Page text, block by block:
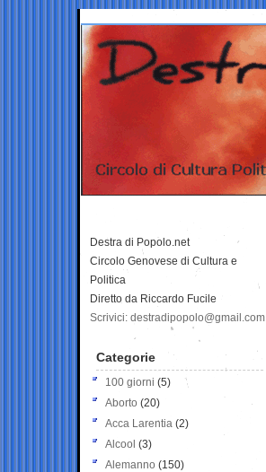
Destra di Popolo.net
Circolo Genovese di Cultura e
Politica
Diretto da Riccardo Fucile
Scrivici: destradipopolo@gmail.com
Categorie
100 giorni (5)
Aborto (20)
Acca Larentia (2)
Alcool (3)
Alemanno (150)